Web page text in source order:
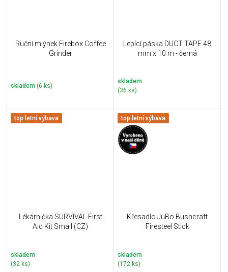
Ruční mlýnek Firebox Coffee
Grinder
skladem (6 ks)
Lepící páska DUCT TAPE 48
mm x 10 m - černá
skladem
(36 ks)
top letní výbava
Lékárnička SURVIVAL First
Aid Kit Small (CZ)
skladem
(32 ks)
top letní výbava
Křesadlo JuBö Bushcraft
Firesteel Stick
skladem
(172 ks)